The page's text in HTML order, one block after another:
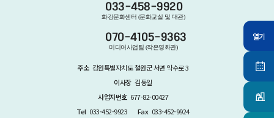
열기
주소 강원특별자치도 철원군 서면 약수로 3
이사장 김동일
사업자번호 677-82-00427
Tel 033-452-9923 Fax 033-452-9924
033-458-9920
화강문화센터 (문화교실 및 대관)
070-4105-9363
미디어사업팀 (작은영화관)